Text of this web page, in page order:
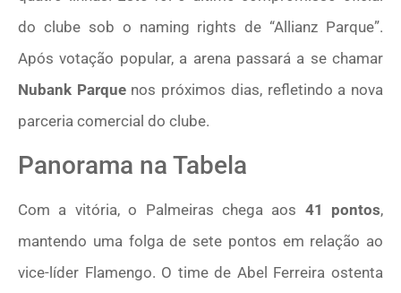
do clube sob o naming rights de “Allianz Parque”.
Após votação popular, a arena passará a se chamar
Nubank Parquenos próximos dias, refletindo a nova
parceria comercial do clube.
Panorama na Tabela
Com a vitória, o Palmeiras chega aos 41 pontos,
mantendo uma folga de sete pontos em relação ao
vice-líder Flamengo. O time de Abel Ferreira ostenta